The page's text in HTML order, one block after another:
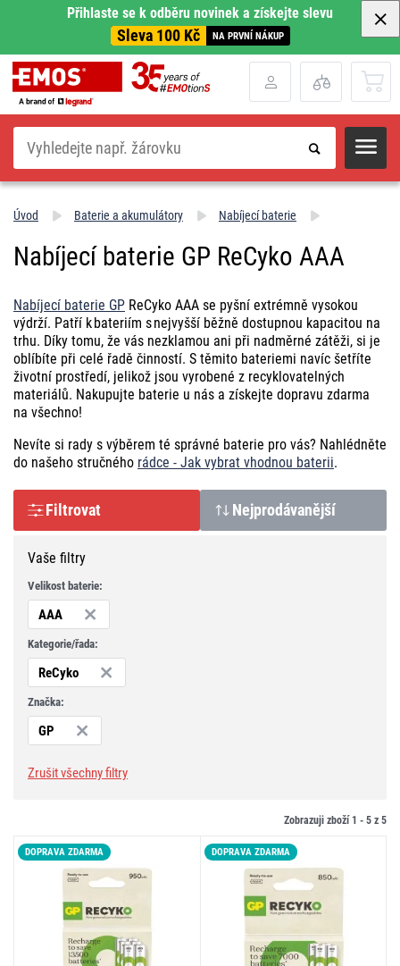
Přihlaste se k odběru novinek a získejte slevu
Sleva 100 Kč NA PRVNÍ NÁKUP
Hledat
Úvod Baterie a akumulátory Nabíjecí baterie
Nabíjecí baterie GP ReCyko AAA
Nabíjecí baterie GP ReCyko AAA se pyšní extrémně vysokou
výdrží. Patří k bateriím s nejvyšší běžně dostupnou kapacitou na
trhu. Díky tomu, že vás nezklamou ani při nadměrné zátěži, si je
oblíbíte při celé řadě činností. S těmito bateriemi navíc šetříte
životní prostředí, jelikož jsou vyrobené z recyklovatelných
materiálů. Nakupujte baterie u nás a získejte dopravu zdarma
na všechno!
Nevíte si rady s výběrem té správné baterie pro vás? Nahlédněte
do našeho stručného rádce - Jak vybrat vhodnou baterii.
Filtrovat Nejprodávanější
Vaše filtry
Velikost baterie:
AAA
Kategorie/řada:
ReCyko
Značka:
GP
Zrušit všechny filtry
Zobrazuji zboží 1 - 5 z 5
DOPRAVA ZDARMA DOPRAVA ZDARMA